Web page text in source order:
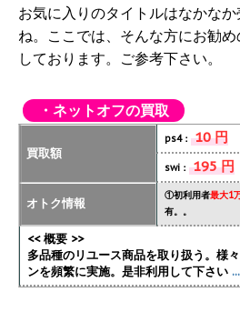
お気に入りのタイトルはなかな
ね。ここでは、そんな方にお勧
しております。ご参考下さい。
・ネットオフの買取
買取額
ps4： 10 円
swi： 195 円
オトク情報
①初利用者最大1
有。。
<< 概要 >>
多品種のリユース商品を取り扱う。様
ンを頻繁に実施。是非利用して下さい